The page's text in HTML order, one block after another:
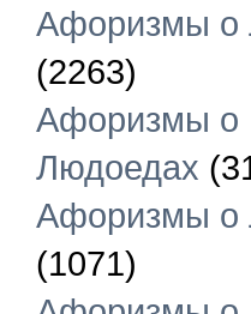
Афоризмы о
(2263)
Афоризмы о
Людоедах
Афоризмы о
(1071)